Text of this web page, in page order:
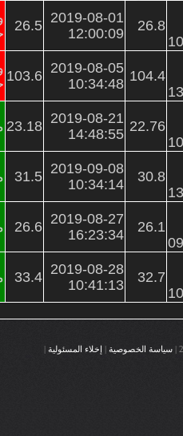
26.8
2019-08-01
12:00:09
26.5
104.4
2019-08-05
10:34:48
103.6
22.76
2019-08-21
14:48:55
23.18
30.8
2019-09-08
10:34:14
31.5
26.1
2019-08-27
16:23:34
26.6
32.7
2019-08-28
10:41:13
33.4
سياسة الخصوصية | إخلاء المسئولية |